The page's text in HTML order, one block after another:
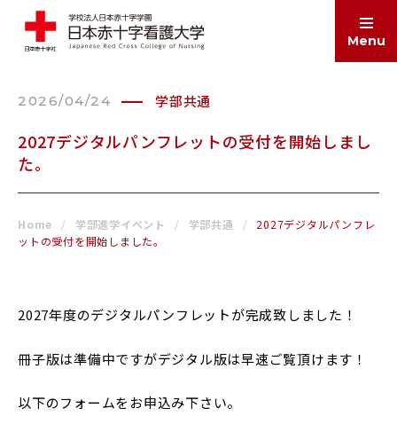
Menu
ABOUT
学生生活
2026/04/24 学部共通
2027デジタルパンフレットの受付を開始しまし
た。
Home 学部進学イベント 学部共通
2027デジタルパンフレ
ットの受付を開始しました。
2027年度のデジタルパンフレットが完成致しました！
冊子版は準備中ですがデジタル版は早速ご覧頂けます！
以下のフォームをお申込み下さい。